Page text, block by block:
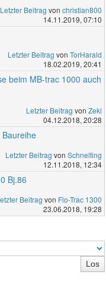
Letzter Beitrag von christian800
14.11.2019, 07:10
Letzter Beitrag von TorHarald
18.02.2019, 20:41
beim MB-trac 1000 auch
Letzter Beitrag von Zeki
04.12.2018, 20:28
Letzter Beitrag von Schnelting
12.11.2018, 12:34
Bj.86
Beitrag von Flo-Trac 1300
23.06.2018, 19:28